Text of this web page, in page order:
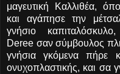
μαγευτική Καλλιθέα,
και αγάπησε την
γνήσιο
Deree σαν σύμβουλος
γνήσια γκόμενα πήρε
ονυχοπλαστικής, και σα